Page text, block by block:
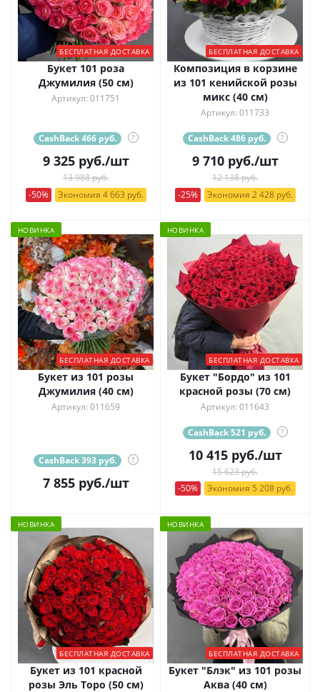
БЕСПЛАТНАЯ ДОСТАВКА
Букет 101 роза
Джумилия (50 см)
Артикул: 011751
CashBack 466 руб. ?
9 325руб./шт
13 988 руб.
-50%
Экономия 4 663 руб.
БЕСПЛАТНАЯ ДОСТАВКА
Композиция в корзине
из 101 кенийской розы
микс (40 см)
Артикул: 011733
CashBack 486 руб. ?
9 710руб./шт
12 138 руб.
-25%
Экономия 2 428 руб.
НОВИНКА
БЕСПЛАТНАЯ ДОСТАВКА
Букет из 101 розы
Джумилия (40 см)
Артикул: 011659
CashBack 393 руб. ?
7 855руб./шт
НОВИНКА
БЕСПЛАТНАЯ ДОСТАВКА
Букет "Бордо" из 101
красной розы (70 см)
Артикул: 011643
CashBack 521 руб. ?
10 415руб./шт
15 623 руб.
-50%
Экономия 5 208 руб.
НОВИНКА
БЕСПЛАТНАЯ ДОСТАВКА
Букет из 101 красной
розы Эль Торо (50 см)
НОВИНКА
БЕСПЛАТНАЯ ДОСТАВКА
Букет "Блэк" из 101 розы
Аква (40 см)